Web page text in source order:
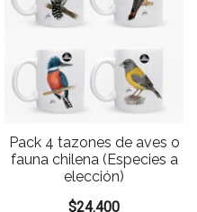
Pack 4 tazones de aves o
fauna chilena (Especies a
elección)
$24.400